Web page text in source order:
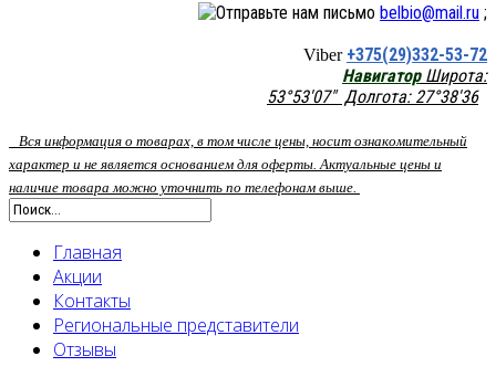
belbio@mail.ru ;
Viber +375(29)332-53-72
НавигаторШирота:
53°53'07" Долгота: 27°38'36
Вся информация о товарах, в том числе цены, носит ознакомительный
характер и не является основанием для оферты. Актуальные цены и
наличие товара можно уточнить по телефонам выше.
Главная
Акции
Контакты
Региональные представители
Отзывы